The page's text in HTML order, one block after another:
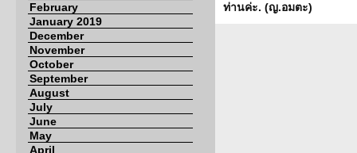
February
January 2019
December
November
October
September
August
July
June
May
April
ท่านค่ะ. (ญ.อมตะ)